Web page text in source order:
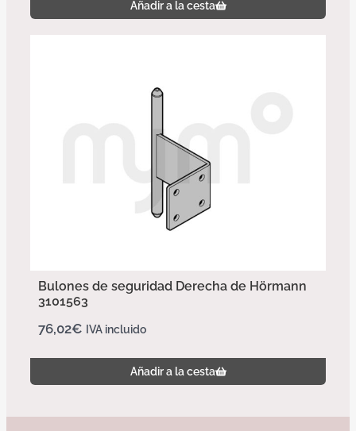
Añadir a la cesta
Bulones de seguridad Derecha de Hörmann
3101563
76,02€ IVA incluido
Añadir a la cesta